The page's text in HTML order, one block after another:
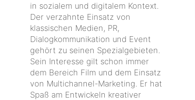
in sozialem und digitalem Kontext.
Der verzahnte Einsatz von
klassischen Medien, PR,
Dialogkommunikation und Event
gehört zu seinen Spezialgebieten.
Sein Interesse gilt schon immer
dem Bereich Film und dem Einsatz
von Multichannel-Marketing. Er hat
Spaß am Entwickeln kreativer